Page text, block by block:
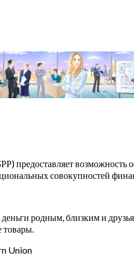
предоставляет
совокупностей
родным, близким и
товары.
Union